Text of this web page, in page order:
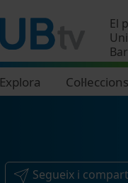
El
Explora Col·leccions
Segueix i